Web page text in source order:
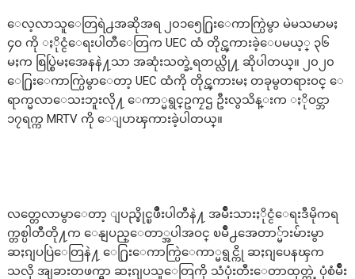
ေလ့လာသူေတြရဲ႕အဆိုအရ ၂၀၁၅ေ႐ြးေကာက္ပြဲမွာ မဲမသမာမႈ
၄၀ ကို ႏိုင္ငံေရးပါတီေတြက UEC ထံ တိုင္ၾကားခဲ့ေပမယ့္ ၃၆
မႈက စြပ္စြဲမႈအေနနဲ႔သာ အဆုံးသတ္ခဲ့ရတယ္လို႔ ဆိုပါတယ္။ ၂၀၂၀
ေ႐ြးေကာက္ပြဲမွာေတာ့ UEC ထံကို တိုင္ၾကားမႈ တခုမွတရားဝင္ ေ
ရာက္မလာေသးဘူးလို႔ ေကာ္မရွင္ဥကၠဌ ဦးလွသိန္းက ႏိုဝင္ဘာ
၁၇ရက္က MRTV ကို ေျပာၾကားခဲ့ပါတယ္။
လတ္တေလာမွာေတာ့ ျပည္ခိုင္ၿဖိဳးပါတီနဲ႔ အမ်ိဳးသားႏိုင္ငံေရးဒီမိုကရ
က္တစ္ပါတီတို႔က ေနျပည္ေတာ္အပါအဝင္ ၿမိဳ႕အေတာ္မ်ားမ်ားမွာ
ဆႏၵျပပြဲေတြနဲ႔ ေ႐ြးေကာက္ပြဲေကာ္မရွင္ကို ဆႏၵျပေနၾက
သလို အျခားတဖက္မွာ ဆႏၵျပသူေတြကို သံပုံးတီးေတာထုတ္တဲ့ ပုံစံမ်ိဳး